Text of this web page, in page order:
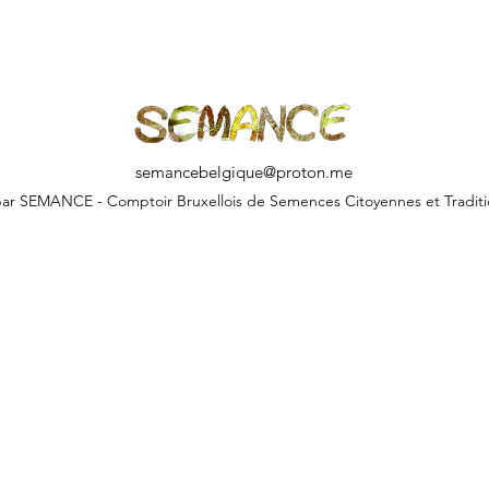
semancebelgique@proton.me
SEMANCE - Comptoir Bruxellois de Semences Citoyennes et